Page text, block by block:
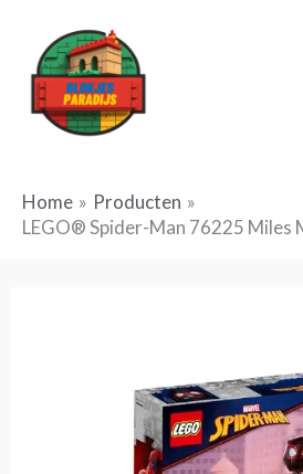
inhoud
Home
Producten
LEGO® Spider-Man 76225 Miles